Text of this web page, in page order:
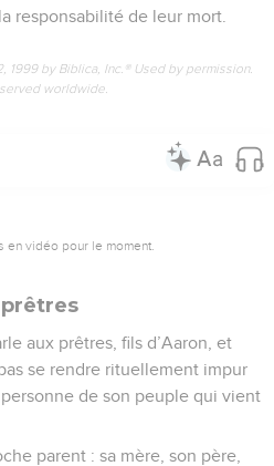
responsabilité de leur mort.
1999 by Biblica, Inc.® Used by permission.
worldwide.
vidéo pour le moment.
aux prêtres, fils d’Aaron, et
se rendre rituellement impur
de son peuple qui vient
parent : sa mère, son père,